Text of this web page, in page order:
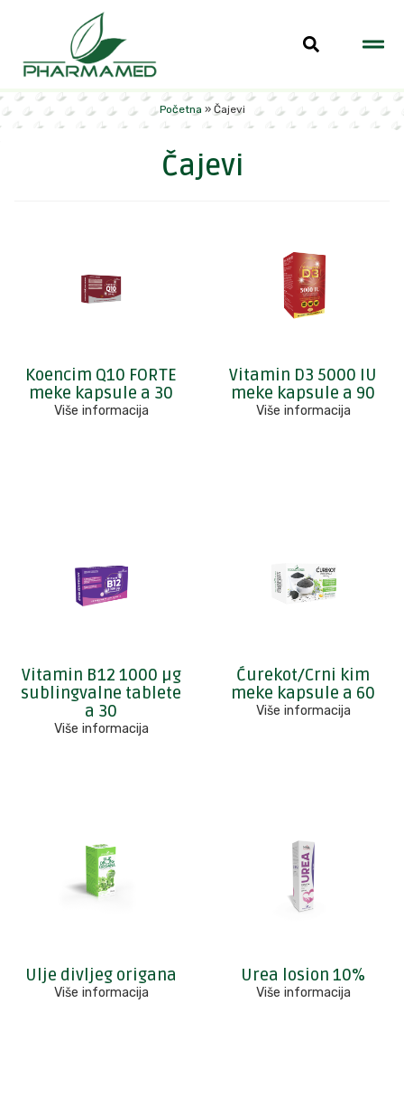
Početna » Čajevi
Čajevi
Koencim Q10 FORTE
meke kapsule a 30
Više informacija
Vitamin D3 5000 IU
meke kapsule a 90
Više informacija
Vitamin B12 1000 µg
sublingvalne tablete
a 30
Više informacija
Ćurekot/Crni kim
meke kapsule a 60
Više informacija
Ulje divljeg origana
Više informacija
Urea losion 10%
Više informacija